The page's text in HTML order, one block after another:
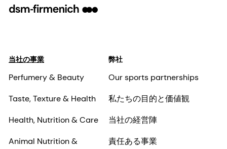
当社の事業
Perfumery & Beauty
Taste, Texture & Health
Health, Nutrition & Care
Animal Nutrition &
弊社
Our sports partnerships
私たちの目的と価値観
当社の経営陣
責任ある事業